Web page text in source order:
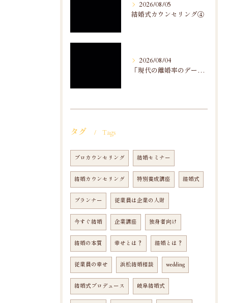
2026/08/05
結婚式カウンセリング④
2026/08/04
「現代の離婚率のデータ分析」から
タグ Tags
プロカウンセリング 結婚セミナー
結婚カウンセリング 特別養成講座 結婚式
プランナー 従業員は企業の人財
今すぐ結婚 企業講座 独身者向け
結婚の本質 幸せとは？ 結婚とは？
従業員の幸せ 浜松結婚相談 wedding
結婚式プロデュース 岐阜結婚式